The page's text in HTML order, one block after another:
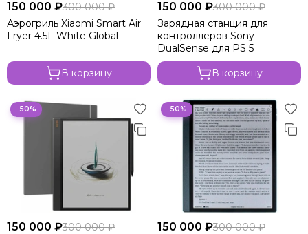
150 000 ₽300 000 ₽
Аэрогриль Xiaomi Smart Air
Fryer 4.5L White Global
В корзину
150 000 ₽300 000 ₽
Зарядная станция для
контроллеров Sony
DualSense для PS 5
В корзину
−50%
150 000 ₽300 000 ₽
−50%
150 000 ₽300 000 ₽